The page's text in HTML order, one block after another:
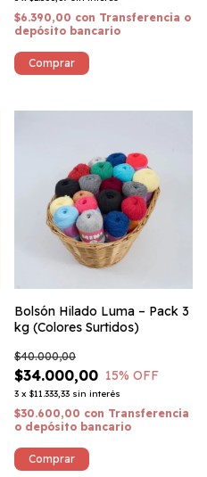
$6.390,00 con Transferencia o
depósito bancario
Comprar
Bolsón Hilado Luma – Pack 3
kg (Colores Surtidos)
$34.000,00
$40.000,00
15% OFF
3 x $11.333,33 sin interés
$30.600,00 con Transferencia
o depósito bancario